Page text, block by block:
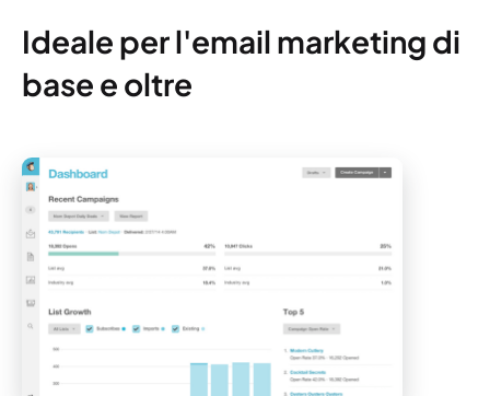
Ideale per l'email marketing di
base e oltre